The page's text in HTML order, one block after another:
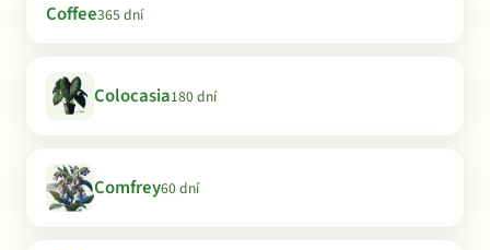
Coffee365 dní
Colocasia180 dní
Comfrey60 dní